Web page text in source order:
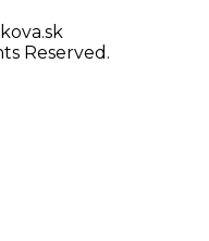
Reserved.